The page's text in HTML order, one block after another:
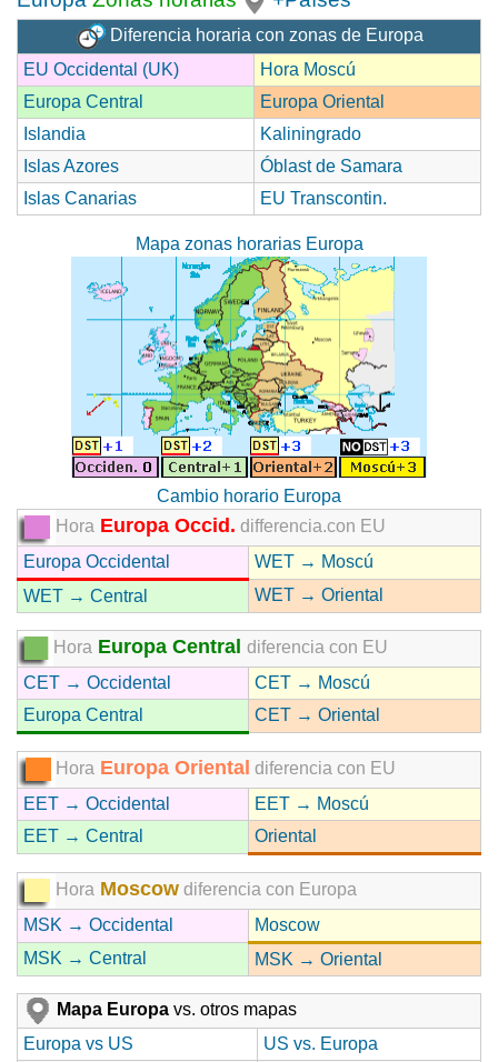
Diferencia horaria con zonas de Europa
EU Occidental (UK)
Hora Moscú
Europa Central
Europa Oriental
Islandia
Kaliningrado
Islas Azores
Óblast de Samara
Islas Canarias
EU Transcontin.
Mapa zonas horarias Europa
Cambio horario Europa
Hora Europa Occid. differencia.con EU
Europa Occidental
WET → Moscú
WET → Central
WET → Oriental
Hora Europa Central diferencia con EU
CET → Occidental
CET → Moscú
Europa Central
CET → Oriental
Hora Europa Oriental diferencia con EU
EET → Occidental
EET → Moscú
EET → Central
Oriental
Hora Moscow diferencia con Europa
MSK → Occidental
Moscow
MSK → Central
MSK → Oriental
Mapa Europa vs. otros mapas
Europa vs US
US vs. Europa